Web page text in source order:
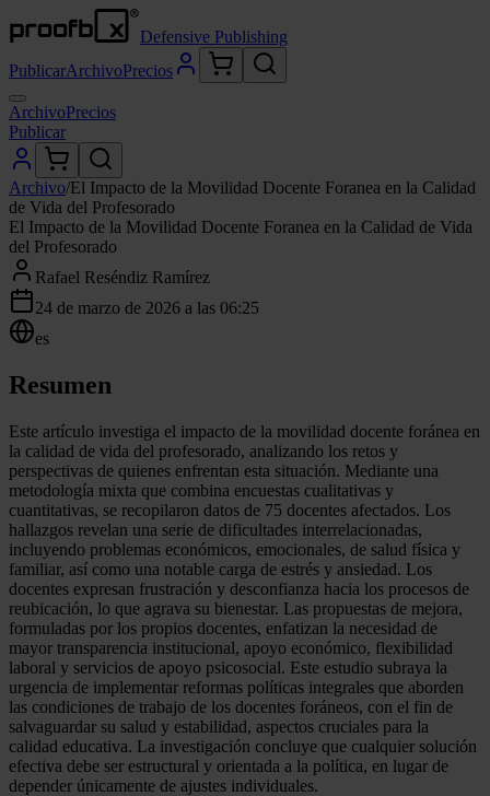
Defensive Publishing
PublicarArchivoPrecios
ArchivoPrecios
Publicar
Archivo/El Impacto de la Movilidad Docente Foranea en la Calidad
de Vida del Profesorado
El Impacto de la Movilidad Docente Foranea en la Calidad de Vida
del Profesorado
Rafael Reséndiz Ramírez
24 de marzo de 2026 a las 06:25
es
Resumen
Este artículo investiga el impacto de la movilidad docente foránea en
la calidad de vida del profesorado, analizando los retos y
perspectivas de quienes enfrentan esta situación. Mediante una
metodología mixta que combina encuestas cualitativas y
cuantitativas, se recopilaron datos de 75 docentes afectados. Los
hallazgos revelan una serie de dificultades interrelacionadas,
incluyendo problemas económicos, emocionales, de salud física y
familiar, así como una notable carga de estrés y ansiedad. Los
docentes expresan frustración y desconfianza hacia los procesos de
reubicación, lo que agrava su bienestar. Las propuestas de mejora,
formuladas por los propios docentes, enfatizan la necesidad de
mayor transparencia institucional, apoyo económico, flexibilidad
laboral y servicios de apoyo psicosocial. Este estudio subraya la
urgencia de implementar reformas políticas integrales que aborden
las condiciones de trabajo de los docentes foráneos, con el fin de
salvaguardar su salud y estabilidad, aspectos cruciales para la
calidad educativa. La investigación concluye que cualquier solución
efectiva debe ser estructural y orientada a la política, en lugar de
depender únicamente de ajustes individuales.